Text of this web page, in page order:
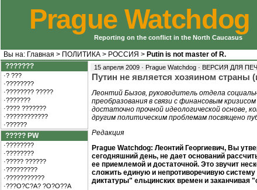
Prague Watchdog
Reporting on the conflict in the North Caucasus
Вы на: Главная > ПОЛИТИКА > РОССИЯ > Putin is not master of R.
???????
·? ???
·????????
·???????? ?????
·???????
·???? ???????
·????????????
·??????
????? PW
·????????
·????????
·????? ??????
·?????????
·???????????
·???O?C?A? ?O?O??A
15 апреля 2009 · Prague Watchdog · ВЕРСИЯ ДЛЯ
Путин не является хозяином
Леонтий Бызов, руководитель отдела
преобразования в связи с финансовым
достаточно прочной идеологической основе,
другим политическим проблемам посвящено
Редакция
Prague Watchdog: Леонтий Георгиевич, Вы
сегодняшний день, не дает оснований
ее приемлемой и достаточной. Это звучит
сложить единую и непротиворечивую
диктатуры" ельцинских времен и заканчивая